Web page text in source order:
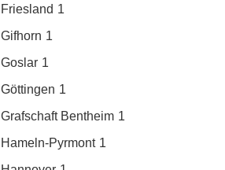
Friesland 1
Gifhorn 1
Goslar 1
Göttingen 1
Grafschaft Bentheim 1
Hameln-Pyrmont 1